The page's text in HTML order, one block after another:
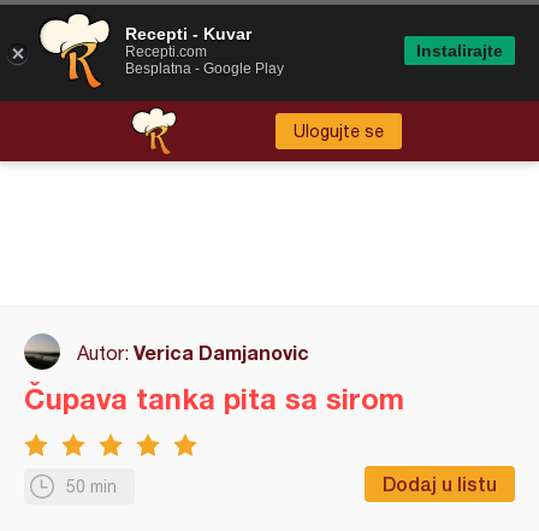
Ulogujte se
Autor: Verica Damjanovic
50 min Dodaj u listu
Čupava tanka pita sa sirom
Recepti - Kuvar
Recepti.com
Besplatna - Google Play
Instalirajte